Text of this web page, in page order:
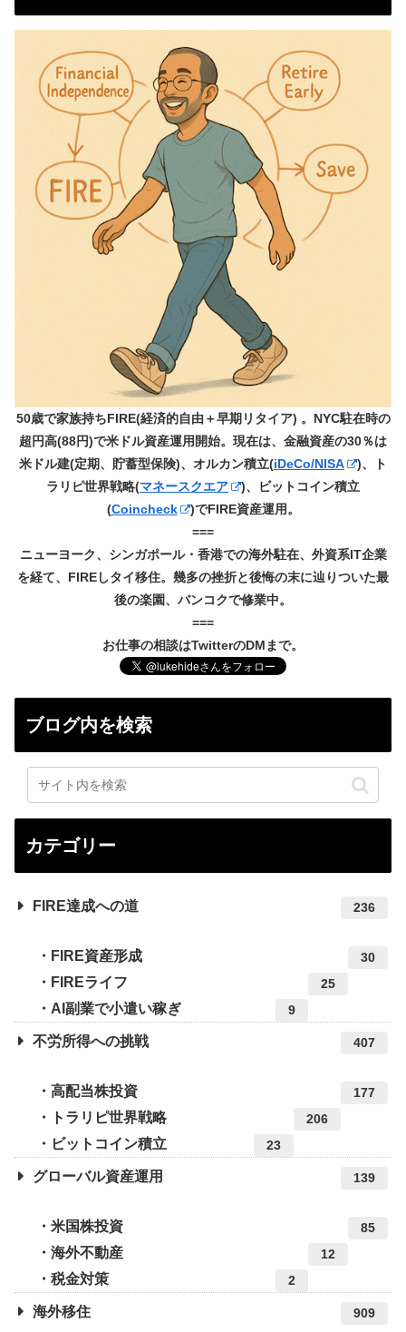
50歳で家族持ちFIRE(経済的自由＋早期リタイア) 。NYC駐在時の
超円高(88円)で米ドル資産運用開始。現在は、金融資産の30％は
米ドル建(定期、貯蓄型保険)、オルカン積立(iDeCo/NISA
)、ト
ラリピ世界戦略(マネースクエア
)、ビットコイン積立
(Coincheck
)でFIRE資産運用。
===
ニューヨーク、シンガポール・香港での海外駐在、外資系IT企業
を経て、FIREしタイ移住。幾多の挫折と後悔の末に辿りついた最
後の楽園、バンコクで修業中。
===
お仕事の相談はTwitterのDMまで。
ブログ内を検索
カテゴリー
FIRE達成への道 236
FIRE資産形成 30
FIREライフ 25
AI副業で小遣い稼ぎ 9
不労所得への挑戦 407
高配当株投資 177
トラリピ世界戦略 206
ビットコイン積立 23
グローバル資産運用 139
米国株投資 85
海外不動産 12
税金対策 2
海外移住 909